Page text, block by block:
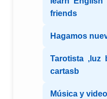
friends
Hagamos
Tarotista ,luz
cartasb
Música y